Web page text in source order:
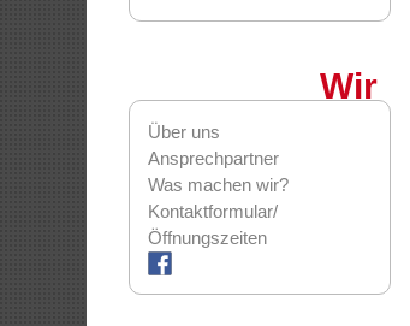
Wir
Über uns
Ansprechpartner
Was machen wir?
Kontaktformular/
Öffnungszeiten